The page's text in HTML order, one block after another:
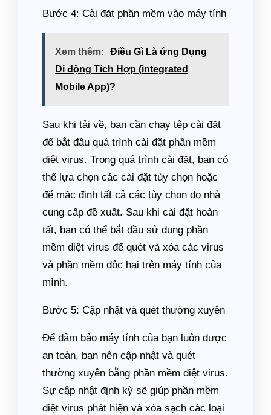
Bước 4: Cài đặt phần mềm vào máy tính
Xem thêm:
Điều Gì Là ứng Dụng
Di động Tích Hợp (integrated
Mobile App)?
Sau khi tải về, bạn cần chạy tệp cài đặt
để bắt đầu quá trình cài đặt phần mềm
diệt virus. Trong quá trình cài đặt, bạn có
thể lựa chọn các cài đặt tùy chọn hoặc
để mặc định tất cả các tùy chọn do nhà
cung cấp đề xuất. Sau khi cài đặt hoàn
tất, bạn có thể bắt đầu sử dụng phần
mềm diệt virus để quét và xóa các virus
và phần mềm độc hại trên máy tính của
mình.
Bước 5: Cập nhật và quét thường xuyên
Để đảm bảo máy tính của bạn luôn được
an toàn, bạn nên cập nhật và quét
thường xuyên bằng phần mềm diệt virus.
Sự cập nhật định kỳ sẽ giúp phần mềm
diệt virus phát hiện và xóa sạch các loại